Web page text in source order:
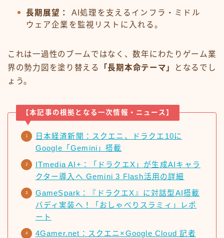
長期展望：
AI処理を支えるインフラ・ミドル
ウェア企業を監視リストに入れる。
これは一過性のブームではなく、数年にわたりゲーム業
界の勢力図を塗り替える
「長期本命テーマ」
となるでし
ょう。
【本記事の根拠となる一次情報・ニュース】
日本経済新聞：スクエニ、ドラクエ10に
Google「Gemini」搭載
ITmedia AI+：「ドラクエX」が生成AIキャラ
クター導入へ Gemini 3 Flash活用の詳細
GameSpark：『ドラクエX』に対話型AI搭載
バディ実装へ！「おしゃべりスラミィ」レポ
ート
4Gamer.net：スクエニ×Google Cloud 記者